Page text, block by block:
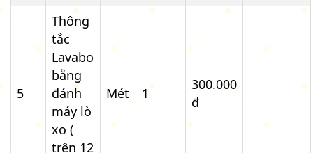
5
Thông
tắc
Lavabo
bằng
đánh
máy lò
xo (
trên 12
Mét 1
300.000
đ